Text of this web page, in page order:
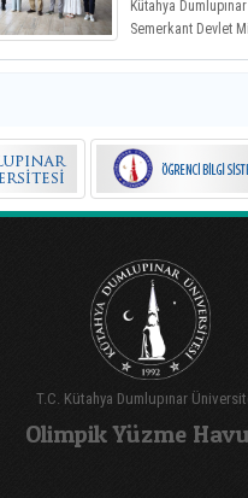
Kütahya
Semerkant Devlet
geçirilen iş birliği
öğrenciler yaz
T.C. Kütahya Dumlupınar
Olimpik Yüzme